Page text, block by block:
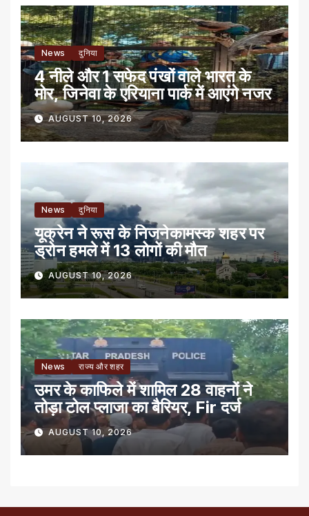
News दुनिया
4 नीले और 1 सफेद पंखों वाले भारत के
मोर, जिनेवा के एरियाना पार्क में आएंगे नजर
AUGUST 10, 2026
News दुनिया
यूक्रेन ने रूस के निजनेकामस्क शहर पर
ड्रोन हमले में 13 लोगों की मौत
AUGUST 10, 2026
News राज्य और शहर
उमर के काफिले में शामिल 28 वाहनों ने
तोड़ा टोल प्लाजा का बैरियर, Fir दर्ज
AUGUST 10, 2026